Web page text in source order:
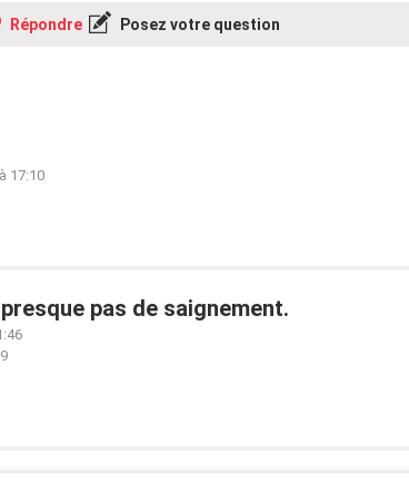
Répondre Posez votre question
17:10
pas de saignement.